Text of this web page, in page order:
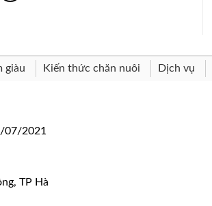
giàu Kiến thức chăn nuôi Dịch vụ
07/2021
TP Hà